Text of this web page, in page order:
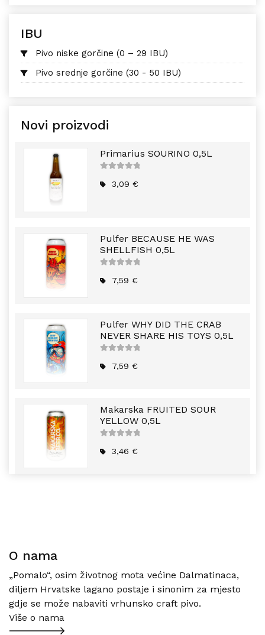
IBU
Pivo niske gorčine (0 – 29 IBU)
Pivo srednje gorčine (30 - 50 IBU)
Novi proizvodi
Primarius SOURINO 0,5L
5
3,09€
Pulfer BECAUSE HE WAS
SHELLFISH 0,5L
5
7,59€
Pulfer WHY DID THE CRAB
NEVER SHARE HIS TOYS 0,5L
5
7,59€
Makarska FRUITED SOUR
YELLOW 0,5L
5
3,46€
O nama
„Pomalo“, osim životnog mota većine Dalmatinaca,
diljem Hrvatske lagano postaje i sinonim za mjesto
gdje se može nabaviti vrhunsko craft pivo.
Više o nama